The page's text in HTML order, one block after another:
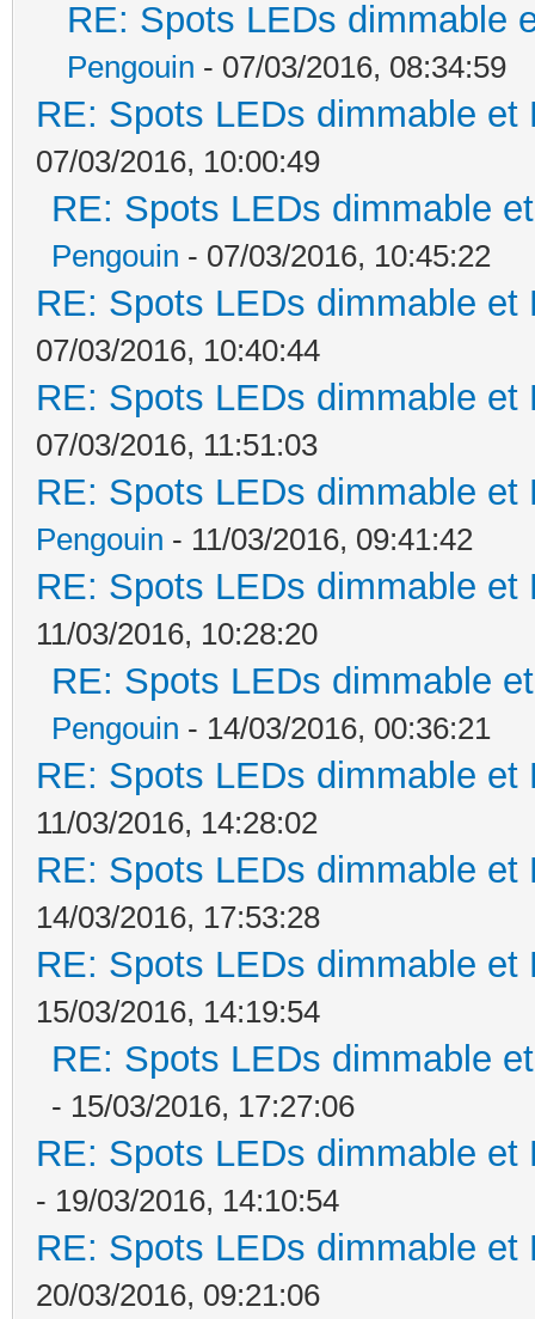
RE: Spots LEDs dimmable
Pengouin - 07/03/2016, 08:34:59
RE: Spots LEDs dimmable
07/03/2016, 10:00:49
RE: Spots LEDs dimmable
Pengouin - 07/03/2016, 10:45:22
RE: Spots LEDs dimmable
07/03/2016, 10:40:44
RE: Spots LEDs dimmable
07/03/2016, 11:51:03
RE: Spots LEDs dimmable
Pengouin - 11/03/2016, 09:41:42
RE: Spots LEDs dimmable
11/03/2016, 10:28:20
RE: Spots LEDs dimmable
Pengouin - 14/03/2016, 00:36:21
RE: Spots LEDs dimmable
11/03/2016, 14:28:02
RE: Spots LEDs dimmable
14/03/2016, 17:53:28
RE: Spots LEDs dimmable
15/03/2016, 14:19:54
RE: Spots LEDs dimmable
- 15/03/2016, 17:27:06
RE: Spots LEDs dimmable
- 19/03/2016, 14:10:54
RE: Spots LEDs dimmable
20/03/2016, 09:21:06